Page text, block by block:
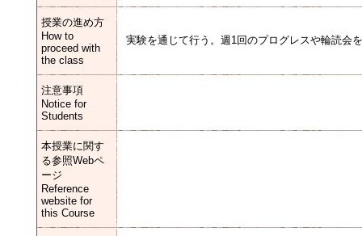
授業の進め方
How to
proceed with
the class
実験を通じて行う。週1回のプログレスや輪読会
注意事項
Notice for
Students
本授業に関す
る参照Webペ
ージ
Reference
website for
this Course